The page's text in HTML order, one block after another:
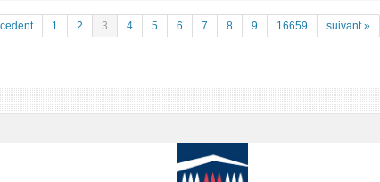
1 2 3 4 5 6 7 8 9 16659 suivant »